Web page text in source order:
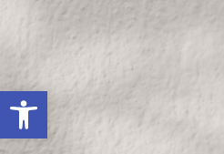
Abrir barra de herramientas